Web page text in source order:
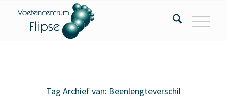
Tag Archief van: Beenlengteverschil